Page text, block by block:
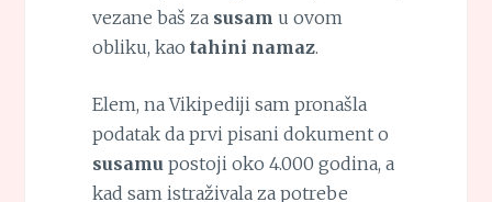
vezane baš za susam u ovom
obliku, kao tahini namaz.
Elem, na Vikipediji sam pronašla
podatak da prvi pisani dokument o
susamu postoji oko 4.000 godina, a
kad sam istraživala za potrebe